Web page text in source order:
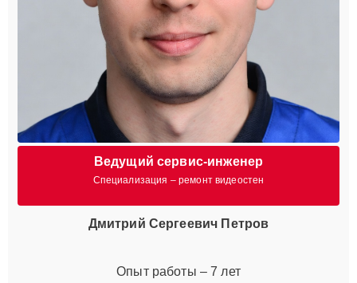
Ведущий сервис-инженер
Специализация – ремонт видеостен
Дмитрий Сергеевич Петров
Опыт работы – 7 лет